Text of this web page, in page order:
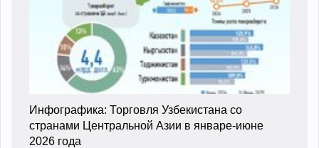
Инфографика: Торговля Узбекистана со
странами Центральной Азии в январе-июне
2026 года